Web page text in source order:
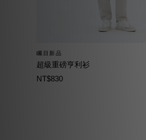
矚目新品
超級重磅亨利衫
NT$830